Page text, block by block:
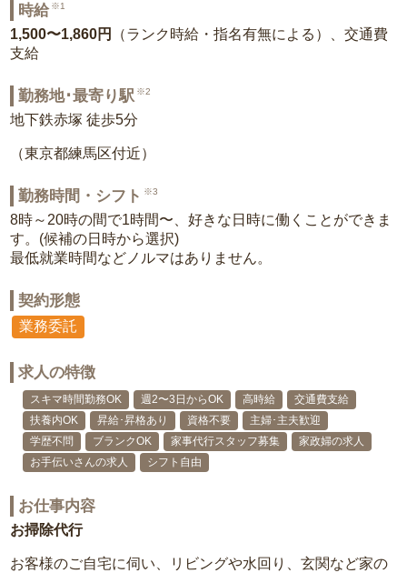
時給 ※1
1,500〜1,860円
（ランク時給・指名有無による）、交通費
支給
勤務地･最寄り駅 ※2
地下鉄赤塚 徒歩5分
（東京都練馬区付近）
勤務時間・シフト ※3
8時～20時の間で1時間〜、好きな日時に働くことができま
す。(候補の日時から選択)
最低就業時間などノルマはありません。
契約形態
業務委託
求人の特徴
スキマ時間勤務OK 週2〜3日からOK 高時給
交通費支給
扶養内OK
昇給･昇格あり 資格不要
主婦･主夫歓迎
学歴不問
ブランクOK 家事代行スタッフ募集
家政婦の求人
お手伝いさんの求人
シフト自由
お仕事内容
お掃除代行
お客様のご自宅に伺い、リビングや水回り、玄関など家の